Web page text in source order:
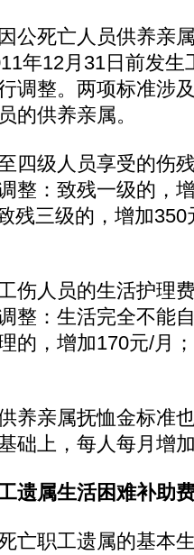
死亡人员供养亲
年12月31日前发生
调整。两项标准涉
的供养亲属。
级人员享受的伤
整：致残一级的，
残三级的，增加
人员的生活护理
整：生活完全不能
的，增加170元/月
亲属抚恤金标准
础上，每人每月增
遗属生活困难补
职工遗属的基本